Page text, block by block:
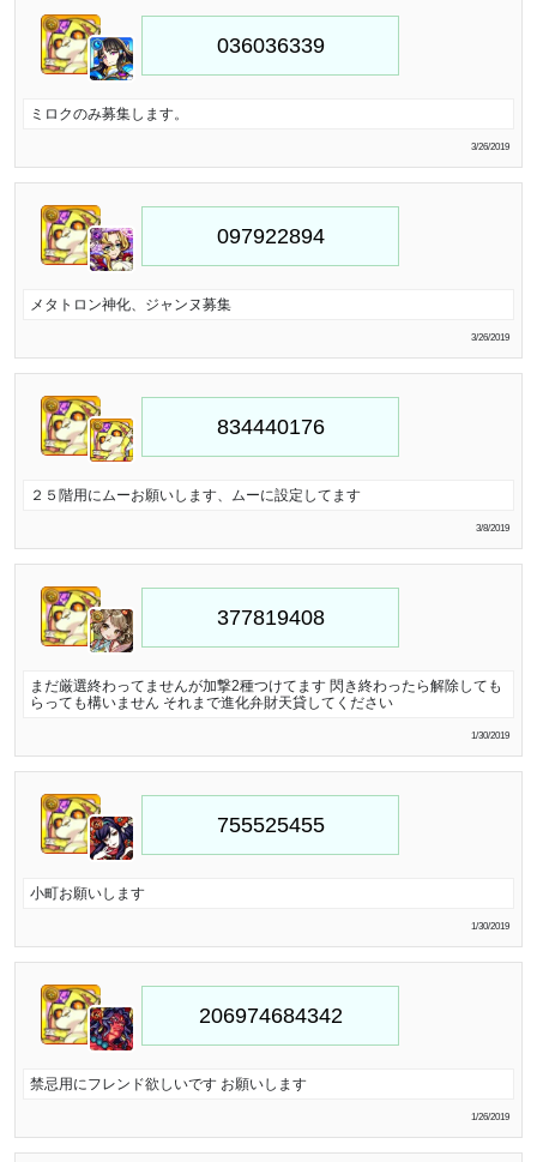
ミロクのみ募集します。
3/26/2019
メタトロン神化、ジャンヌ募集
3/26/2019
２５階用にムーお願いします、ムーに設定してます
3/8/2019
まだ厳選終わってませんが加撃2種つけてます 閃き終わったら解除しても
らっても構いません それまで進化弁財天貸してください
1/30/2019
小町お願いします
1/30/2019
禁忌用にフレンド欲しいです お願いします
1/26/2019